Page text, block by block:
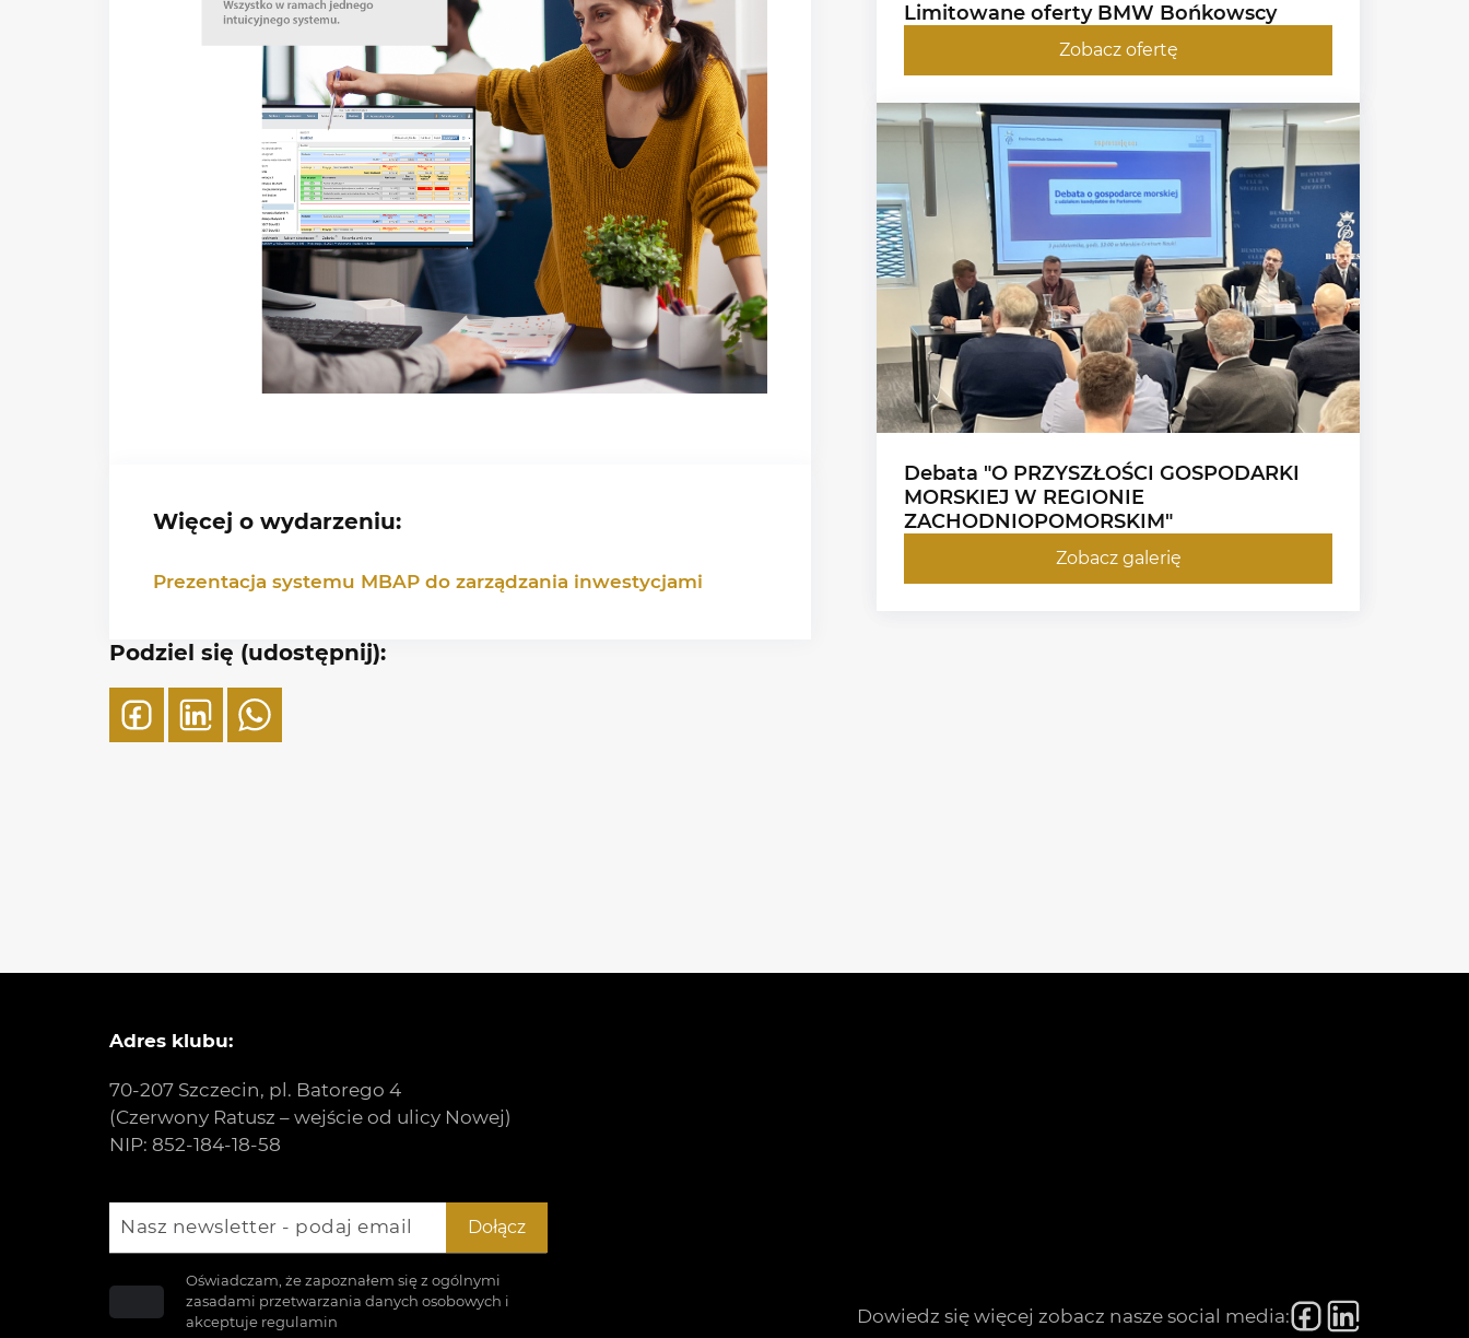
Więcej o wydarzeniu:
Prezentacja systemu MBAP do zarządzania inwestycjami
Podziel się (udostępnij):
Limitowane oferty BMW Bońkowscy
Zobacz ofertę
Debata "O PRZYSZŁOŚCI GOSPODARKI
MORSKIEJ W REGIONIE
ZACHODNIOPOMORSKIM"
Zobacz galerię
Adres klubu:
70-207 Szczecin, pl. Batorego 4
(Czerwony Ratusz – wejście od ulicy Nowej)
NIP: 852-184-18-58
Nasz newsletter - podaj email
Oświadczam, że zapoznałem się z ogólnymi
zasadami przetwarzania danych osobowych i
akceptuje regulamin
Dołącz
Dowiedz się więcej zobacz nasze social media: